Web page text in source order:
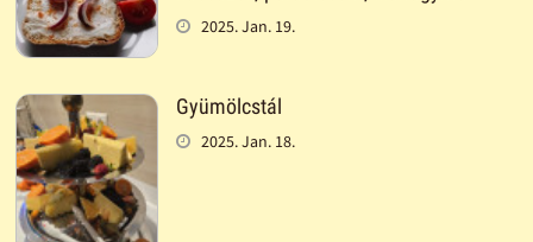
2025. Jan. 19.
Gyümölcstál
2025. Jan. 18.